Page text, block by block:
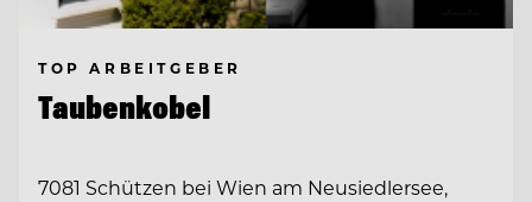
TOP ARBEITGEBER
Taubenkobel
7081 Schützen bei Wien am Neusiedlersee,